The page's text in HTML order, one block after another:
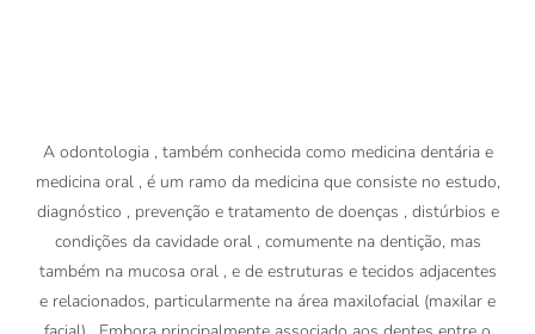
A odontologia , também conhecida como medicina dentária e
medicina oral , é um ramo da medicina que consiste no estudo,
diagnóstico , prevenção e tratamento de doenças , distúrbios e
condições da cavidade oral , comumente na dentição, mas
também na mucosa oral , e de estruturas e tecidos adjacentes
e relacionados, particularmente na área maxilofacial (maxilar e